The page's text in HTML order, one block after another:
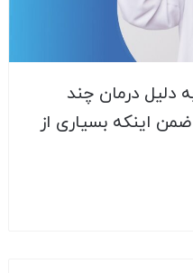
درمان چند
اینکه بسیاری از